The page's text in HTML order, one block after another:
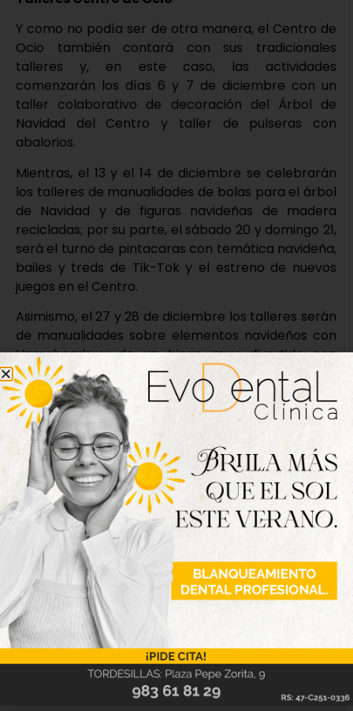
Y como no podía ser de otra manera, el Centro de
Ocio también contará con sus tradicionales
talleres y, en este caso, las actividades
comenzarán los días 6 y 7 de diciembre con un
taller colaborativo de decoración del Árbol de
Navidad del Centro y taller de pulseras con
abalorios.
Mientras, el 13 y el 14 de diciembre se celebrarán
los talleres de manualidades de bolas para el árbol
de Navidad y de figuras navideñas de madera
recicladas; por su parte, el sábado 20 y domingo 21,
será el turno de pintacaras con temática navideña,
bailes y treds de Tik-Tok y el estreno de nuevos
juegos en el Centro.
Asimismo, el 27 y 28 de diciembre los talleres serán
de manualidades sobre elementos navideños con
Hamabeads y de un bingo muy divertido con
premios en gominolas. Para terminar, los días 3 y 4
se llevarán a cabo los talleres de Los Reyes Magos
y el de manualidades para elaborar una moto en
3D con cartón reciclado.
Música para endulzar las fiestas
Y si los talleres, el deporte y las cabalgatas son
imprescindibles en estos días, las Navidades sin las
actividades musicales son totalmente impensables,
por eso, se ha preparado también una amplia
programación donde la música es la reina.
Así, el sábado 20 de diciembre, las primeras notas
llegarán de mano del Coro de La Pasión y su
Concierto de Navidad en las Casas del Tratado a
las 18:00 horas, seguido el domingo 21 por la
actuación -en el mismo lugar- de Grupo de Jotas y
Percusión Juana I de Castilla.